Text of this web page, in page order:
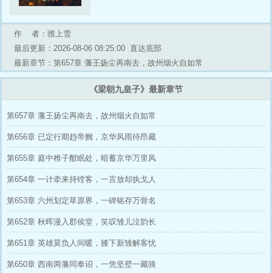
一张香皂配方→月入百万，组建私军！
烈酒白糖→垄断市场，国库没我富！
一座青楼 “夜画楼”→【情报组织·青萍
司】，天下风云尽入我手！
收养街边小乞丐→【无双猛将·苏知恩】，
招揽叛军军师→【麒麟之才·诸葛凡】，为
我谋划天下！
一曲五百府兵→【安北铁军】，战力提升
十倍！
【白龙骑】正面冲锋！
【玄狼骑】两翼包抄！
【雁翎骑】千里索敌！
太子还在想尽办法搞我的时候。
我已在关北筑起雄城，手握重兵。
他们以为我是绵羊，却不知我已是俯瞰天
下的巨龙。
作 者：骓上雪
最后更新：2026-08-06 08:25:00 直达底部
最新章节：第657章 藩王扬尘再南去，故州烟火自如常
《梁朝九皇子》最新章节
第657章 藩王扬尘再南去，故州烟火自如常
第656章 已定行期趋帝阙，京华风雨待昂藏
第655章 庭中稚子酣眠处，暗蓄京华万里风
第654章 一计牵来持镗客，一言放却执戈人
第653章 六州划定草原界，一碑铭存万骨名
第652章 秋晖漫入郡侯堂，笑叹雏儿泣韵长
第651章 英雄莫负人间暖，膝下新雏解客忧
第650章 西南两藩同奉诏，一凭坚壁一藏骑